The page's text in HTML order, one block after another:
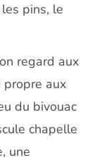
pins, le
regard aux
propre aux
du bivouac
chapelle
une